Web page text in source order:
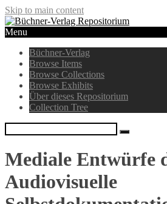
Skip to main content
Menu
Büchner-Verlag
Browse Items
Browse Collections
Browse Exhibits
Über dieses Repositorium
Collection Tree
Mediale Entwürfe
Audiovisuelle